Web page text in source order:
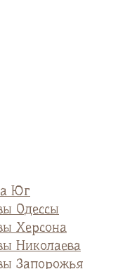
Юг
Одессы
Херсона
Николаева
Запорожья